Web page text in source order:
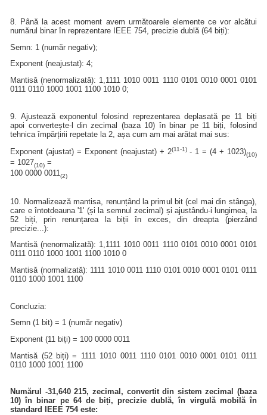
8. Până la acest moment avem următoarele elemente ce vor alcătui
numărul binar în reprezentare IEEE 754, precizie dublă (64 biți):
Semn: 1 (număr negativ);
Exponent (neajustat): 4;
Mantisă (nenormalizată): 1,1111 1010 0011 1110 0101 0010 0001 0101
0111 0110 1000 1001 1100 1010 0;
9. Ajustează exponentul folosind reprezentarea deplasată pe 11 biți
apoi convertește-l din zecimal (baza 10) în binar pe 11 biți, folosind
tehnica împărțirii repetate la 2, așa cum am mai arătat mai sus:
Exponent (ajustat) = Exponent (neajustat) + 2(11-1)- 1 = (4 + 1023)(10)
= 1027(10) =
100 0000 0011(2)
10. Normalizează mantisa, renunțând la primul bit (cel mai din stânga),
care e întotdeauna '1' (și la semnul zecimal) și ajustându-i lungimea, la
52 biți, prin renunțarea la biții în exces, din dreapta (pierzând
precizie...):
Mantisă (nenormalizată): 1,1111 1010 0011 1110 0101 0010 0001 0101
0111 0110 1000 1001 1100 1010 0
Mantisă (normalizată): 1111 1010 0011 1110 0101 0010 0001 0101 0111
0110 1000 1001 1100
Concluzia:
Semn (1 bit) = 1 (număr negativ)
Exponent (11 biți) = 100 0000 0011
Mantisă (52 biți) = 1111 1010 0011 1110 0101 0010 0001 0101 0111
0110 1000 1001 1100
Numărul -31,640 215, zecimal, convertit din sistem zecimal (baza
10) în binar pe 64 de biți, precizie dublă, în virgulă mobilă în
standard IEEE 754 este: